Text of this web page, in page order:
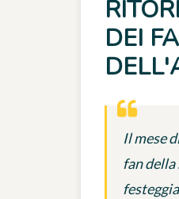
DEI
Il mese
fan